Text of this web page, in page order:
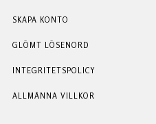
SKAPA KONTO
GLÖMT LÖSENORD
INTEGRITETSPOLICY
ALLMÄNNA VILLKOR